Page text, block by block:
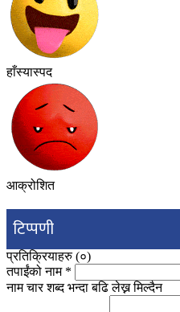
हाँस्यास्पद
आक्रोशित
टिप्पणी
प्रतिक्रियाहरु (०)
तपाईंको नाम *
नाम चार शब्द भन्दा बढि लेख्न मिल्दैन